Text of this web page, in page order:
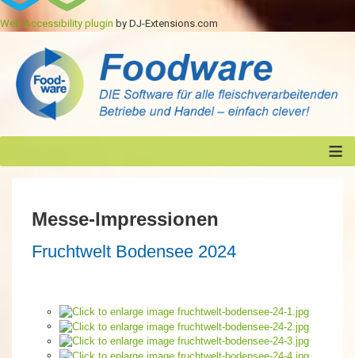
Web Accessibility plugin by DJ-Extensions.com
≡
Messe-Impressionen
Fruchtwelt Bodensee 2024